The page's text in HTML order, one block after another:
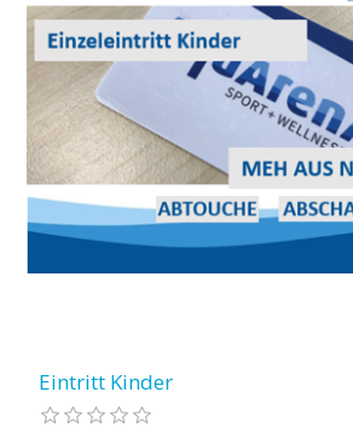
Eintritt Kinder